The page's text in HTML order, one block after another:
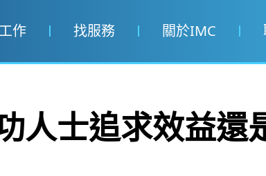
作 找服務 關於IMC
人士追求效益還